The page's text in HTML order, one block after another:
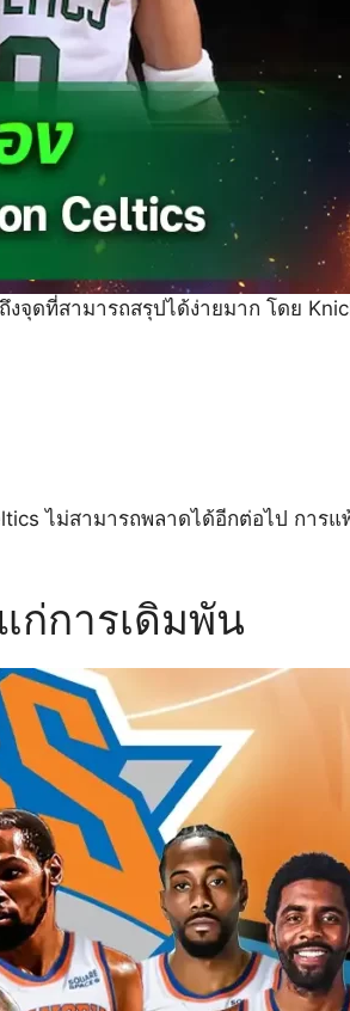
จุดที่สามารถสรุปได้ง่ายมาก โดย
ไม่สามารถพลาดได้อีกต่อไป การแ
ก่การเดิมพัน